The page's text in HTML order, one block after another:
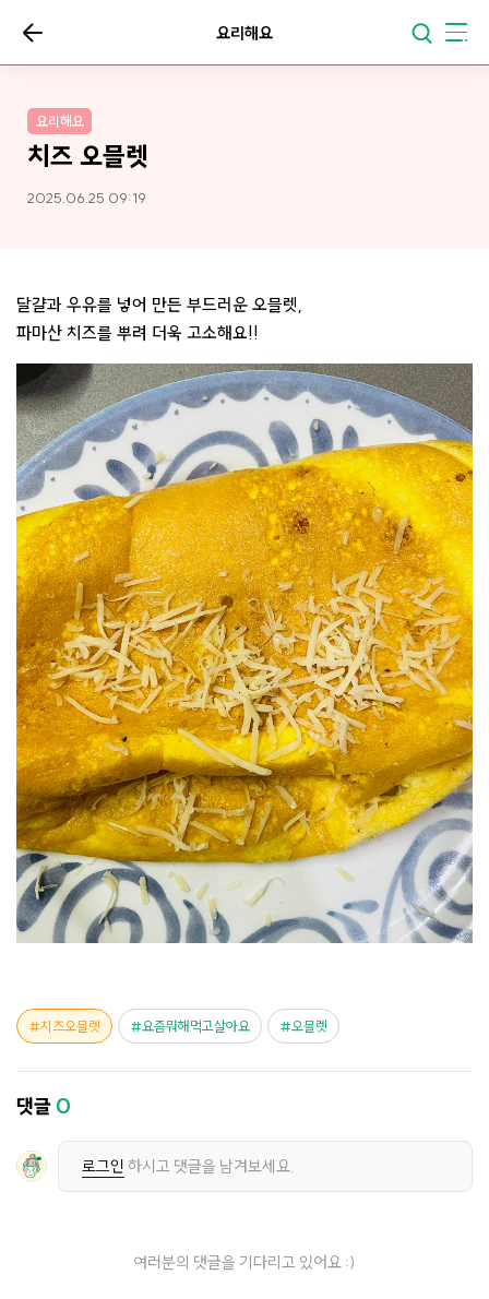
요리해요
요리해요
치즈 오믈렛
2025.06.25 09:19
달걀과 우유를 넣어 만든 부드러운 오믈렛,
파마산 치즈를 뿌려 더욱 고소해요!!
치즈오믈렛 요즘뭐해먹고살아요 오믈렛
댓글 0
로그인 하시고 댓글을 남겨보세요.
여러분의 댓글을 기다리고 있어요 :)